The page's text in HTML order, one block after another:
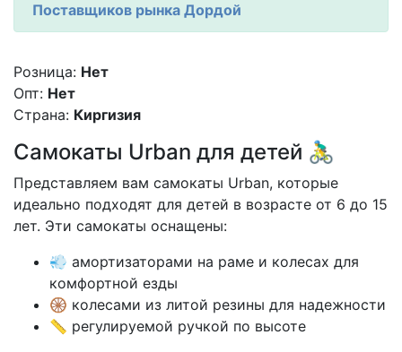
Поставщиков рынка Дордой
Розница: Нет
Опт: Нет
Страна: Киргизия
Самокаты Urban для детей 🚴‍♂️
Представляем вам самокаты Urban, которые
идеально подходят для детей в возрасте от 6 до 15
лет. Эти самокаты оснащены:
💨 амортизаторами на раме и колесах для
комфортной езды
🛞 колесами из литой резины для надежности
📏 регулируемой ручкой по высоте